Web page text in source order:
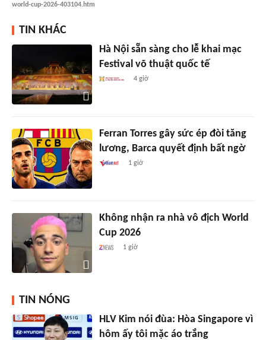
world-cup-2026-403104.htm
TIN KHÁC
Hà Nội sẵn sàng cho lễ khai mạc
Festival võ thuật quốc tế
4 giờ
Ferran Torres gây sức ép đòi tăng
lương, Barca quyết định bất ngờ
1 giờ
Không nhận ra nhà vô địch World
Cup 2026
1 giờ
TIN NÓNG
HLV Kim nói đùa: Hòa Singapore vì
hôm ấy tôi mặc áo trắng